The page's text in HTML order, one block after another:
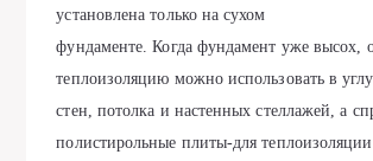
установлена только на сухом
фундаменте. Когда фундамент уже высох,
теплоизоляцию можно использовать в
стен, потолка и настенных стеллажей, а
полистирольные плиты-для теплоизоляции